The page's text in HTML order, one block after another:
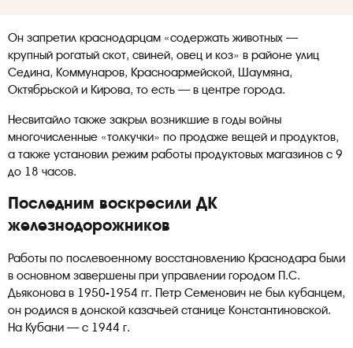
Он запретил краснодарцам «содержать животных —
крупный рогатый скот, свиней, овец и коз» в районе улиц
Седина, Коммунаров, Красноармейской, Шаумяна,
Октябрьской и Кирова, то есть — в центре города.
Несвитайло также закрыл возникшие в годы войны
многочисленные «толкучки» по продаже вещей и продуктов,
а также установил режим работы продуктовых магазинов с 9
до 18 часов.
Последним воскресили ДК
железнодорожников
Работы по послевоенному восстановлению Краснодара были
в основном завершены при управлении городом П.С.
Дьяконова в 1950-1954 гг. Петр Семенович не был кубанцем,
он родился в донской казачьей станице Константиновской.
На Кубани — с 1944 г.